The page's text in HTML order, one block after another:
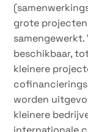
grote
beschikbaar,
kleinere
worden
kleinere